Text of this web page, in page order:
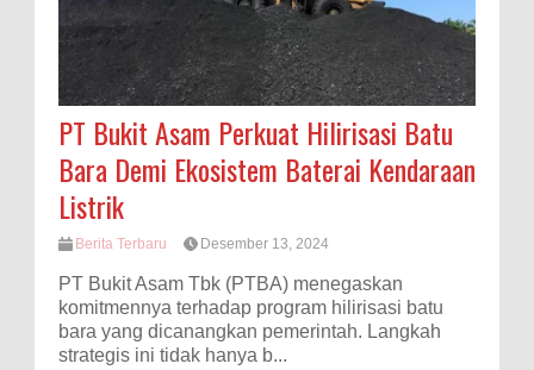
PT Bukit Asam Perkuat Hilirisasi Batu
Bara Demi Ekosistem Baterai Kendaraan
Listrik
Berita Terbaru Desember 13, 2024
PT Bukit Asam Tbk (PTBA) menegaskan
komitmennya terhadap program hilirisasi batu
bara yang dicanangkan pemerintah. Langkah
strategis ini tidak hanya b...